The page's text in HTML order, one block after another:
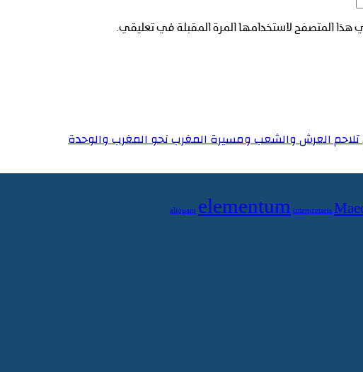
هذا المتصفح لاستخدامها المرة المقبلة في تعليقي.
aliquam elementum interpretaris